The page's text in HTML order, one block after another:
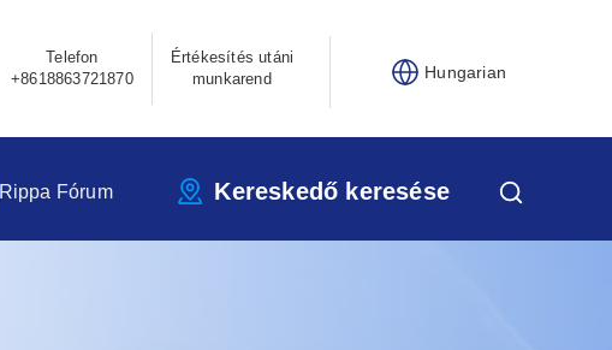
Telefon
+8618863721870
Értékesítés utáni
munkarend
Hungarian
Rippa Fórum Kereskedő keresése